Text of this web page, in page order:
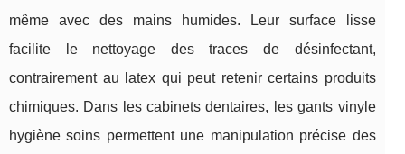
même avec des mains humides. Leur surface lisse
facilite le nettoyage des traces de désinfectant,
contrairement au latex qui peut retenir certains produits
chimiques. Dans les cabinets dentaires, les gants vinyle
hygiène soins permettent une manipulation précise des